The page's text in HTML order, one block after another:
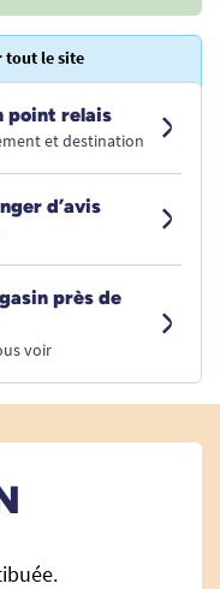
tout le site
point relais
et destination
d’avis
près de
voir